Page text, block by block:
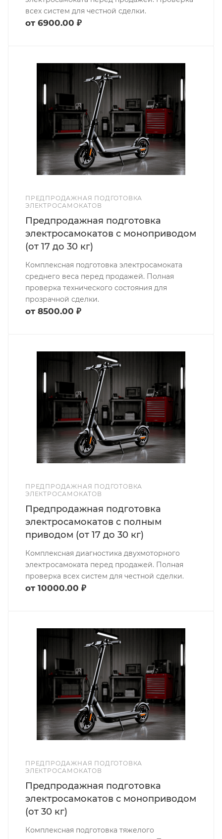
всех систем для честной сделки.
от 6900.00 ₽
ПРЕДПРОДАЖНАЯ ПОДГОТОВКА
ЭЛЕКТРОСАМОКАТОВ
Предпродажная подготовка
электросамокатов с моноприводом
(от 17 до 30 кг)
Комплексная подготовка электросамоката
среднего веса перед продажей. Полная
проверка технического состояния для
прозрачной сделки.
от 8500.00 ₽
ПРЕДПРОДАЖНАЯ ПОДГОТОВКА
ЭЛЕКТРОСАМОКАТОВ
Предпродажная подготовка
электросамокатов с полным
приводом (от 17 до 30 кг)
Комплексная диагностика двухмоторного
электросамоката перед продажей. Полная
проверка всех систем для честной сделки.
от 10000.00 ₽
ПРЕДПРОДАЖНАЯ ПОДГОТОВКА
ЭЛЕКТРОСАМОКАТОВ
Предпродажная подготовка
электросамокатов с моноприводом
(от 30 кг)
Комплексная подготовка тяжелого